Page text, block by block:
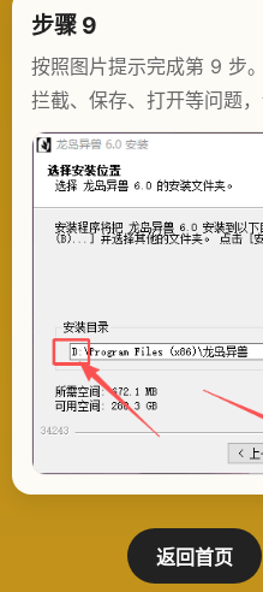
步骤 9
按照图片提示完成第 9 步
拦截、保存、打开等问题，
返回首页